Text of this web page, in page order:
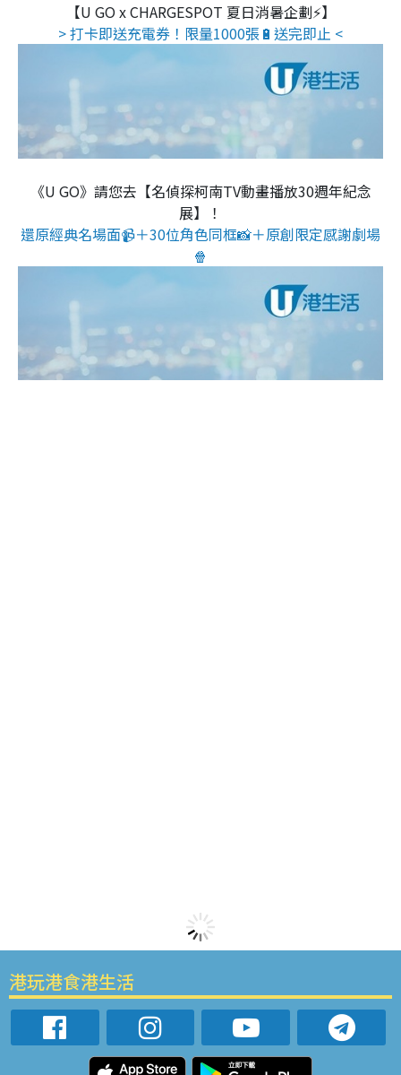
【U GO x CHARGESPOT 夏日消暑企劃⚡】
> 打卡即送充電券！限量1000張🔋送完即止 <
《U GO》請您去【名偵探柯南TV動畫播放30週年紀念
展】！
還原經典名場面📹＋30位角色同框📸＋原創限定感謝劇場
🍿
港玩港食港生活